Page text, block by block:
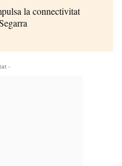
la connectivitat
-